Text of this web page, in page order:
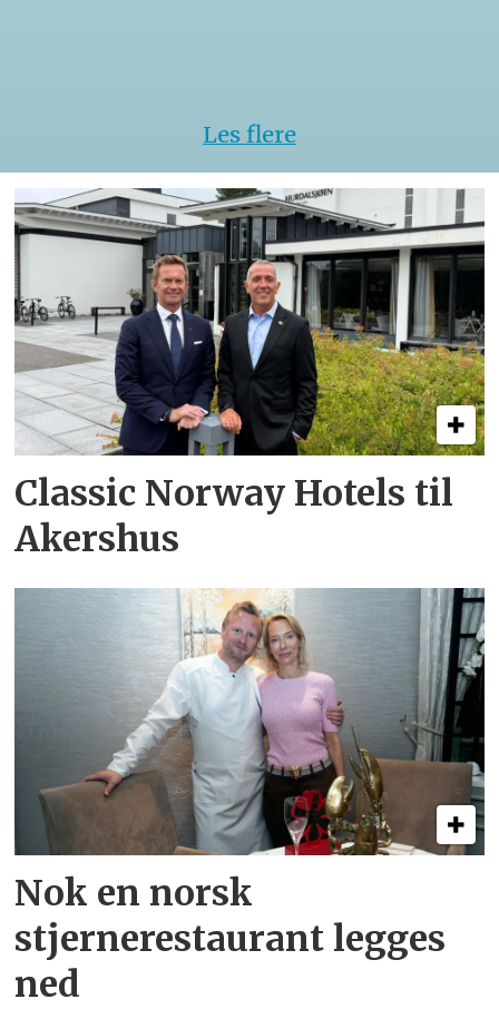
Les flere
Classic Norway Hotels til
Akershus
Nok en norsk
stjernerestaurant legges
ned